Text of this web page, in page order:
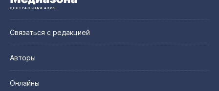
Связаться с редакцией
Авторы
Онлайны